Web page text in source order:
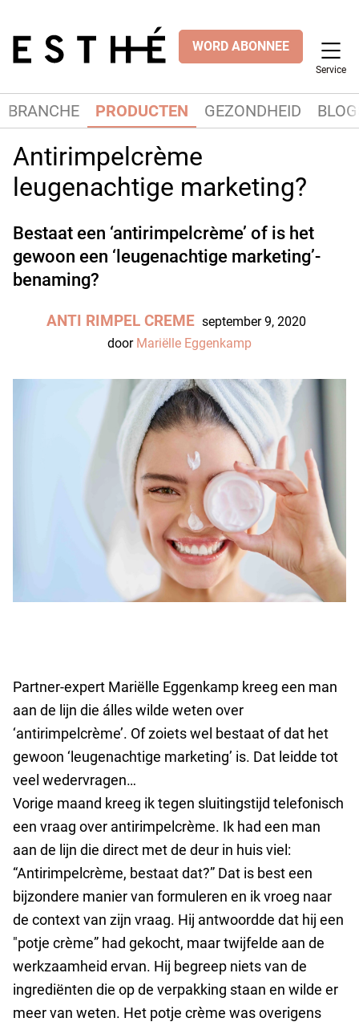
WORD ABONNEE
Service
BRANCHE PRODUCTEN GEZONDHEID
Antirimpelcrème
leugenachtige marketing?
Bestaat een ‘antirimpelcrème’ of is het
gewoon een ‘leugenachtige marketing’-
benaming?
ANTI RIMPEL CREME september 9, 2020
door Mariëlle Eggenkamp
Partner-expert Mariëlle Eggenkamp kreeg een man
aan de lijn die álles wilde weten over
‘antirimpelcrème’. Of zoiets wel bestaat of dat het
gewoon ‘leugenachtige marketing’ is. Dat leidde tot
veel wedervragen…
Vorige maand kreeg ik tegen sluitingstijd telefonisch
een vraag over antirimpelcrème. Ik had een man
aan de lijn die direct met de deur in huis viel:
“Antirimpelcrème, bestaat dat?” Dat is best een
bijzondere manier van formuleren en ik vroeg naar
de context van zijn vraag. Hij antwoordde dat hij een
"potje crème” had gekocht, maar twijfelde aan de
werkzaamheid ervan. Hij begreep niets van de
ingrediënten die op de verpakking staan en wilde er
meer van weten. Het potje crème was overigens